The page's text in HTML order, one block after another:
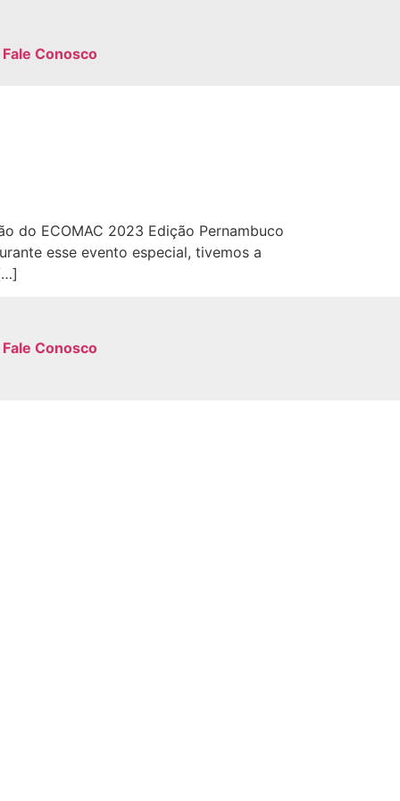
Fale Conosco
do ECOMAC 2023 Edição Pernambuco
esse evento especial, tivemos a
Fale Conosco